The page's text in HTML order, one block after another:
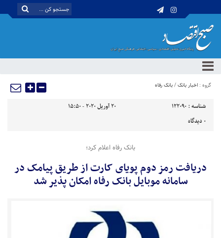
گروه : اخبار بانک/بانک رفاه
شناسه : 122090
20 آوریل 2020 - 15:50
0 دیدگاه
بانک رفاه اعلام کرد؛
دریافت رمز دوم پویای کارت از طریق پیامک در
سامانه موبایل بانک رفاه امکان پذیر شد